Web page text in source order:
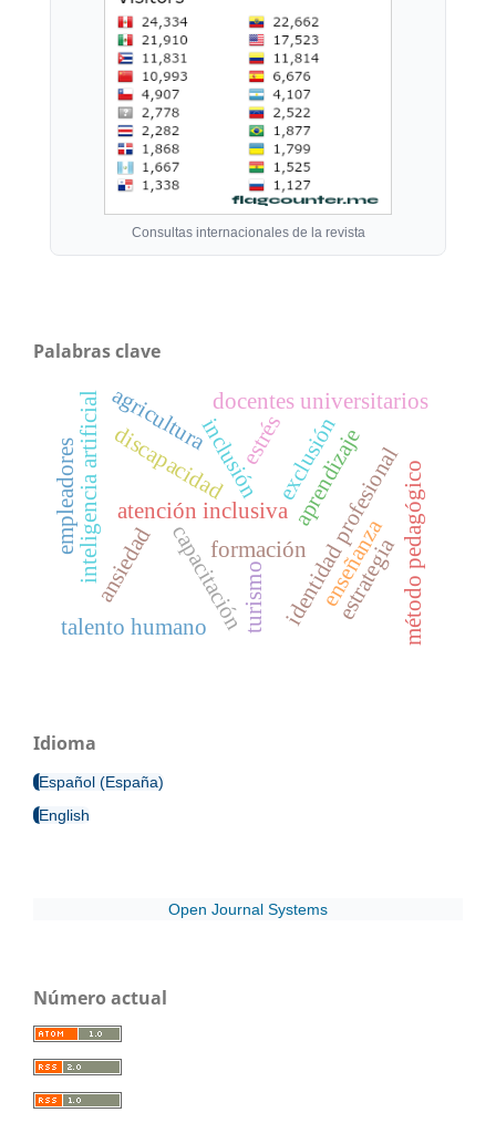
Consultas internacionales de la revista
Palabras clave
formación
atención inclusivaidentidad profesional
enseñanza
aprendizaje
inclusiónexclusión
discapacidad
capacitación
inteligencia artificial estrés
ansiedad
docentes universitarios
método pedagógico
agricultura
turismo
talento humano
empleadores
estrategia
Idioma
Español (España)
English
Open Journal Systems
Número actual